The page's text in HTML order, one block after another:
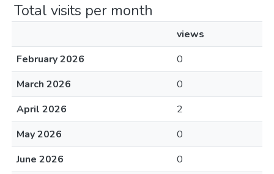
Total visits per month
views
February 2026
0
March 2026
0
April 2026
2
May 2026
0
June 2026
0